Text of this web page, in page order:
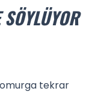
omurga tekrar